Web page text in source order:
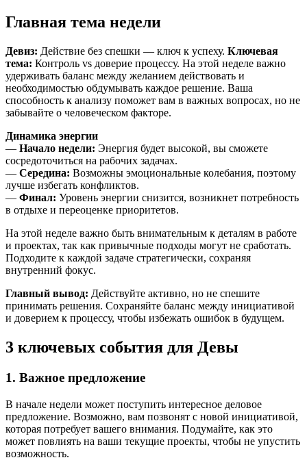
Главная тема недели
Девиз: Действие без спешки — ключ к успеху. Ключевая
тема: Контроль vs доверие процессу. На этой неделе важно
удерживать баланс между желанием действовать и
необходимостью обдумывать каждое решение. Ваша
способность к анализу поможет вам в важных вопросах, но не
забывайте о человеческом факторе.
Динамика энергии
— Начало недели: Энергия будет высокой, вы сможете
сосредоточиться на рабочих задачах.
— Середина: Возможны эмоциональные колебания, поэтому
лучше избегать конфликтов.
— Финал: Уровень энергии снизится, возникнет потребность
в отдыхе и переоценке приоритетов.
На этой неделе важно быть внимательным к деталям в работе
и проектах, так как привычные подходы могут не сработать.
Подходите к каждой задаче стратегически, сохраняя
внутренний фокус.
Главный вывод: Действуйте активно, но не спешите
принимать решения. Сохраняйте баланс между инициативой
и доверием к процессу, чтобы избежать ошибок в будущем.
3 ключевых события для Девы
1. Важное предложение
В начале недели может поступить интересное деловое
предложение. Возможно, вам позвонят с новой инициативой,
которая потребует вашего внимания. Подумайте, как это
может повлиять на ваши текущие проекты, чтобы не упустить
возможность.